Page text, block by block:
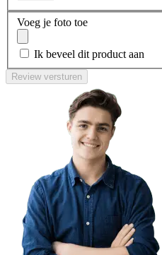
Voeg je foto toe
Ik beveel dit product aan
Review versturen